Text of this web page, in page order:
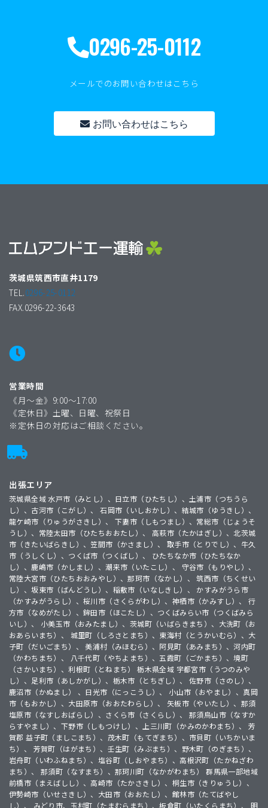
0296-25-0112
メールでのお問い合わせはこちら
お問い合わせはこちら
茨城県筑西市直井1179
TEL.0296-25-0112
FAX.0296-22-3643
営業時間
《月〜金》9:00〜17:00
《定休日》土曜、日曜、祝祭日
※定休日の対応はご相談ください。
出張エリア
茨城県全域 水戸市（みとし）、日立市（ひたちし）、土浦市（つちうら
し）、古河市（こがし）、 石岡市（いしおかし）、結城市（ゆうきし）、
龍ケ崎市（りゅうがさきし）、 下妻市（しもつまし）、常総市（じょうそ
うし）、常陸太田市（ひたちおおたし）、 高萩市（たかはぎし）、北茨城
市（きたいばらきし）、笠間市（かさまし）、 取手市（とりでし）、牛久
市（うしくし）、つくば市（つくばし）、 ひたちなか市（ひたちなか
し）、鹿嶋市（かしまし）、潮来市（いたこし）、 守谷市（もりやし）、
常陸大宮市（ひたちおおみやし）、那珂市（なかし）、 筑西市（ちくせい
し）、坂東市（ばんどうし）、稲敷市（いなしきし）、 かすみがうら市
（かすみがうらし）、桜川市（さくらがわし）、神栖市（かみすし）、 行
方市（なめがたし）、鉾田市（ほこたし）、つくばみらい市（つくばみら
いし）、 小美玉市（おみたまし）、茨城町（いばらきまち）、大洗町（お
おあらいまち）、 城里町（しろさとまち）、東海村（とうかいむら）、大
子町（だいごまち）、 美浦村（みほむら）、阿見町（あみまち）、河内町
（かわちまち）、 八千代町（やちよまち）、五霞町（ごかまち）、境町
（さかいまち）、利根町（とねまち） 栃木県全域 宇都宮市（うつのみや
し）、足利市（あしかがし）、栃木市（とちぎし）、 佐野市（さのし）、
鹿沼市（かぬまし） 、日光市（にっこうし）、 小山市（おやまし）、真岡
市（もおかし）、大田原市（おおたわらし）、 矢板市（やいたし）、那須
塩原市（なすしおばらし）、さくら市（さくらし）、 那須烏山市（なすか
らすやまし）、下野市（しもつけし）、上三川町（かみのかわまち）、 芳
賀郡 益子町（ましこまち）、茂木町（もてぎまち）、市貝町（いちかいま
ち）、 芳賀町（はがまち）、壬生町（みぶまち）、野木町（のぎまち）、
岩舟町（いわふねまち）、塩谷町（しおやまち）、高根沢町（たかねざわ
まち）、 那須町（なすまち）、那珂川町（なかがわまち） 群馬県一部地域
前橋市（まえばしし）、高崎市（たかさきし）、桐生市（きりゅうし）、
伊勢崎市（いせさきし）、大田市（おおたし）、館林市（たてばやし
し）、 みどり市、玉村町（たまむらまち）、板倉町（いたくらまち）、 明